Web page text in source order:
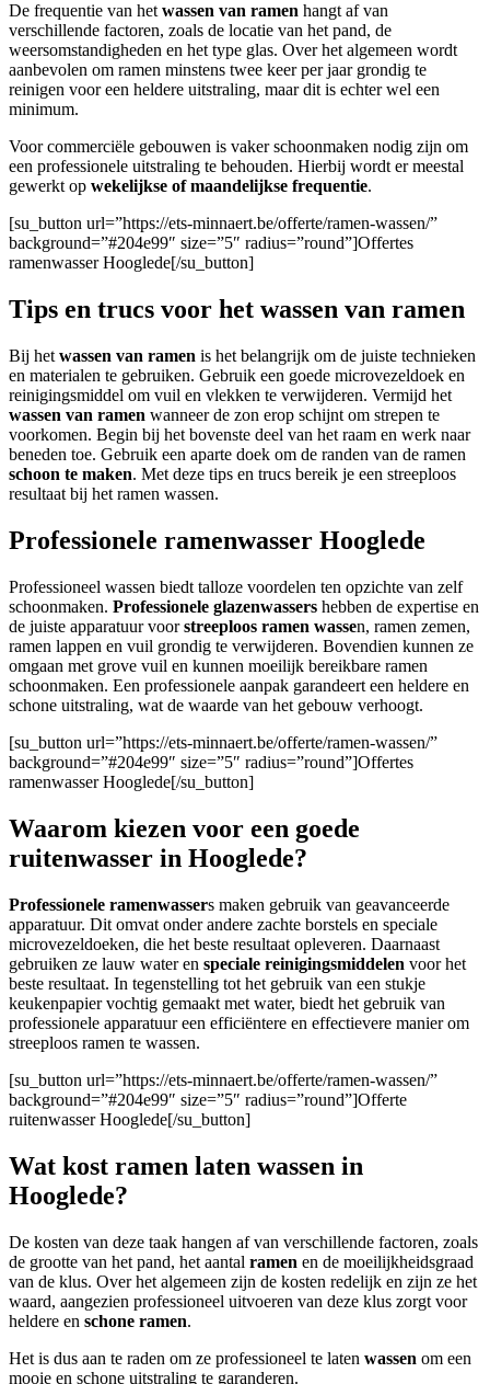
De frequentie van hetwassen van ramen hangt af van
verschillende factoren, zoals de locatie van het pand, de
weersomstandigheden en het type glas. Over het algemeen wordt
aanbevolen om ramen minstens twee keer per jaar grondig te
reinigen voor een heldere uitstraling, maar dit is echter wel een
minimum.
Voor commerciële gebouwen is vaker schoonmaken nodig zijn om
een professionele uitstraling te behouden. Hierbij wordt er meestal
gewerkt op wekelijkse of maandelijkse frequentie.
[su_button url=”https://ets-minnaert.be/offerte/ramen-wassen/”
background=”#204e99″ size=”5″ radius=”round”]Offertes
ramenwasser Hooglede[/su_button]
Tips en trucs voor het wassen van ramen
Bij het wassen van ramen is het belangrijk om de juiste technieken
en materialen te gebruiken. Gebruik een goede microvezeldoek en
reinigingsmiddel om vuil en vlekken te verwijderen. Vermijd het
wassen van ramen wanneer de zon erop schijnt om strepen te
voorkomen. Begin bij het bovenste deel van het raam en werk naar
beneden toe. Gebruik een aparte doek om de randen van de ramen
schoon te maken. Met deze tips en trucs bereik je een streeploos
resultaat bij het ramen wassen.
Professionele ramenwasser Hooglede
Professioneel wassen biedt talloze voordelen ten opzichte van zelf
schoonmaken. Professionele glazenwassers hebben de expertise en
de juiste apparatuur voorstreeploos ramen wassen, ramen zemen,
ramen lappen en vuil grondig te verwijderen. Bovendien kunnen ze
omgaan met grove vuil en kunnen moeilijk bereikbare ramen
schoonmaken. Een professionele aanpak garandeert een heldere en
schone uitstraling, wat de waarde van het gebouw verhoogt.
[su_button url=”https://ets-minnaert.be/offerte/ramen-wassen/”
background=”#204e99″ size=”5″ radius=”round”]Offertes
ramenwasser Hooglede[/su_button]
Waarom kiezen voor een goede
ruitenwasser in Hooglede?
Professionele ramenwassers maken gebruik van geavanceerde
apparatuur. Dit omvat onder andere zachte borstels en speciale
microvezeldoeken, die het beste resultaat opleveren. Daarnaast
gebruiken ze lauw water en speciale reinigingsmiddelen voor het
beste resultaat. In tegenstelling tot het gebruik van een stukje
keukenpapier vochtig gemaakt met water, biedt het gebruik van
professionele apparatuur een efficiëntere en effectievere manier om
streeploos ramen te wassen.
[su_button url=”https://ets-minnaert.be/offerte/ramen-wassen/”
background=”#204e99″ size=”5″ radius=”round”]Offerte
ruitenwasser Hooglede[/su_button]
Wat kost ramen laten wassen in
Hooglede?
De kosten van deze taak hangen af van verschillende factoren, zoals
de grootte van het pand, het aantal ramen en de moeilijkheidsgraad
van de klus. Over het algemeen zijn de kosten redelijk en zijn ze het
waard, aangezien professioneel uitvoeren van deze klus zorgt voor
heldere en schone ramen.
Het is dus aan te raden om ze professioneel te laten wassen om een
mooie en schone uitstraling te garanderen.